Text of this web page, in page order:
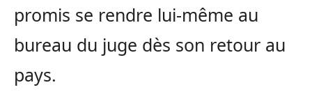
promis se rendre lui-même au
bureau du juge dès son retour au
pays.